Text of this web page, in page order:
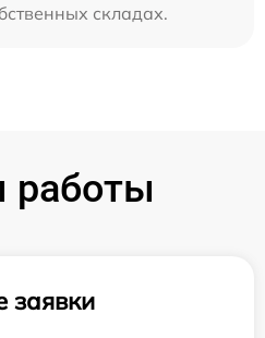
складах.
работы
заявки